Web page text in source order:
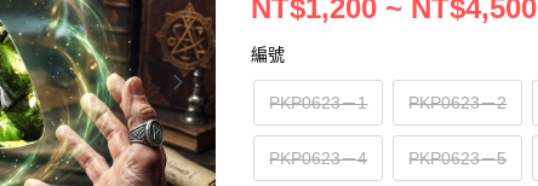
NT$1,200 ~ NT$4,500
編號
PKP0623－1 PKP0623－2
PKP0623－4 PKP0623－5